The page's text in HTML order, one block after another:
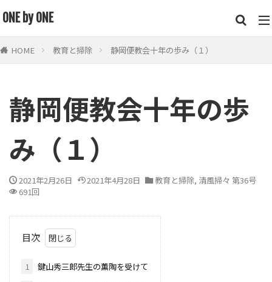
ONE by ONE
HOME 教育と掃除 静岡便教会十年の歩み（１）
静岡便教会十年の歩
み（１）
2021年2月26日 2021年4月28日 教育と掃除, 清風掃々 第36号
691回
目次
1
鍵山秀三郎先生の薫陶を受けて